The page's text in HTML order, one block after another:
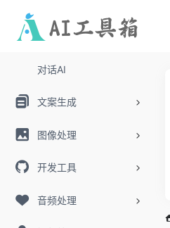
对话AI
文案生成
图像处理
开发工具
音频处理